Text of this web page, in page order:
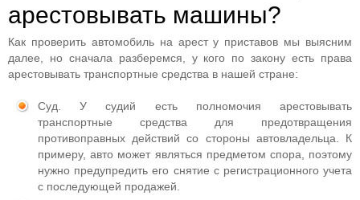
арестовывать машины?
Как проверить автомобиль на арест у приставов мы выясним
далее, но сначала разберемся, у кого по закону есть права
арестовывать транспортные средства в нашей стране:
Суд. У судий есть полномочия арестовывать
транспортные средства для предотвращения
противоправных действий со стороны автовладельца. К
примеру, авто может являться предметом спора, поэтому
нужно предупредить его снятие с регистрационного учета
с последующей продажей.